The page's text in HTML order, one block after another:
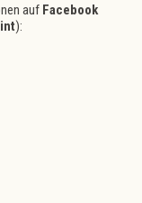
auf Facebook
):